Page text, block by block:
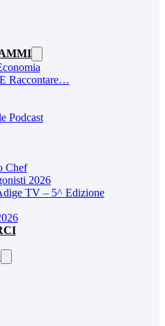
Raccontare…
Podcast
Chef
2026
TV – 5^ Edizione